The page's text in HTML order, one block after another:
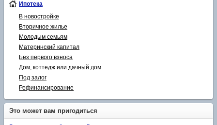
Ипотека
В новостройке
Вторичное жилье
Молодым семьям
Материнский капитал
Без первого взноса
Дом, коттедж или дачный дом
Под залог
Рефинансирование
Это может вам пригодиться